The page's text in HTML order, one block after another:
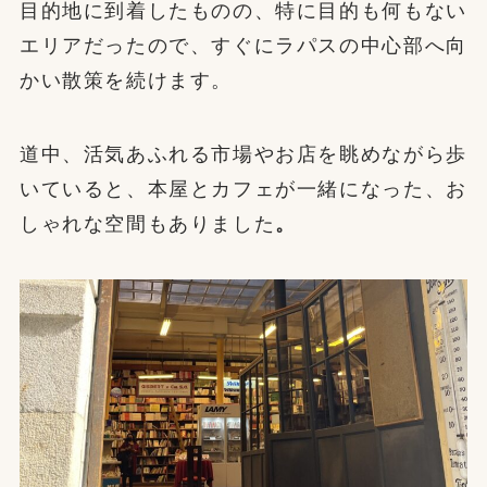
目的地に到着したものの、特に目的も何もない
エリアだったので、すぐにラパスの中心部へ向
かい散策を続けます。
道中、活気あふれる市場やお店を眺めながら歩
いていると、本屋とカフェが一緒になった、お
しゃれな空間もありました 。